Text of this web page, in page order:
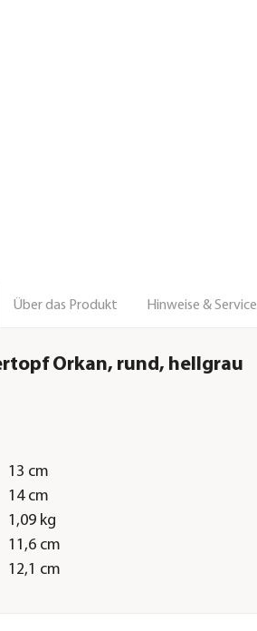
Über das Produkt Hinweise & Service
Orkan, rund, hellgrau
13 cm
14 cm
1,09 kg
11,6 cm
12,1 cm